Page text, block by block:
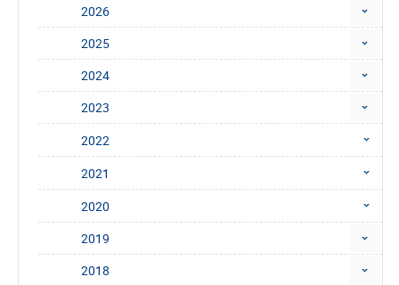
2026
2025
2024
2023
2022
2021
2020
2019
2018